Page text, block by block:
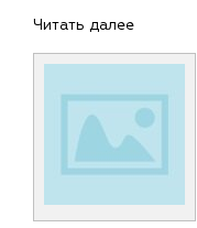
Читать далее